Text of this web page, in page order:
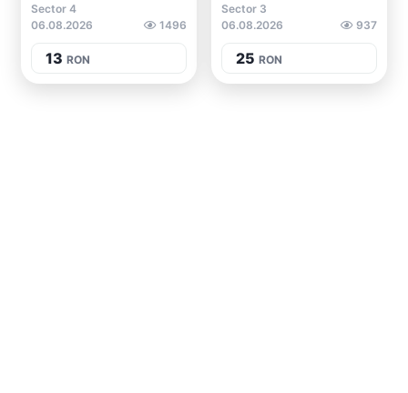
Sector 4
06.08.2026
1496
13 RON
Sector 3
06.08.2026
937
25 RON